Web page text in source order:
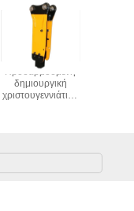
Προσαρμοσμένη
δημιουργική
χριστουγεννιάτικη
πάρτι